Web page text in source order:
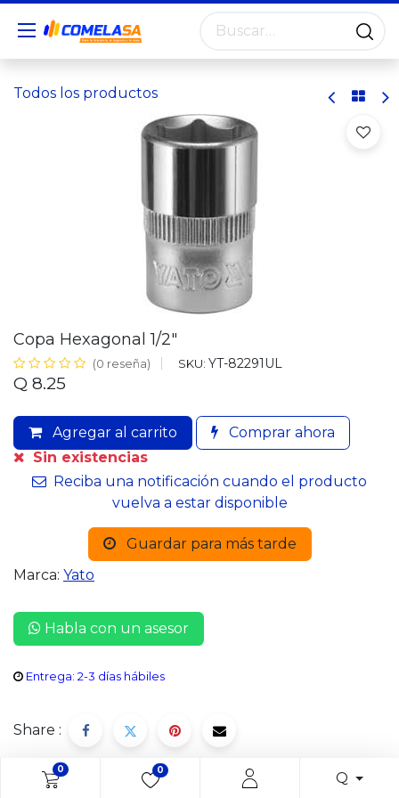
0 0 Q
Todos los productos
Copa Hexagonal 1/2"
(0 reseña) SKU: YT-82291UL
Q 8.25
Agregar al carrito
Comprar ahora
Sin existencias
Reciba una notificación cuando el producto
vuelva a estar disponible
Guardar para más tarde
Marca: Yato
Habla con un asesor
Entrega: 2-3 días hábiles
Share :